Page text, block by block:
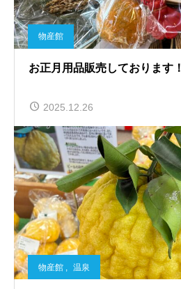
物産館
お正月用品販売しております！
2025.12.26
物産館 温泉